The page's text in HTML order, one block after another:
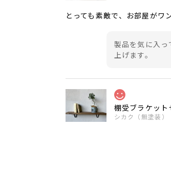
とっても素敵で、お部屋がワ
製品を気に入
上げます。
棚受ブラケット
シカク（無塗装）